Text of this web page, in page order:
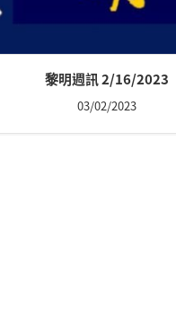
黎明週訊 2/16/2023
03/02/2023